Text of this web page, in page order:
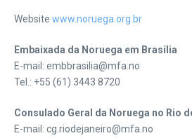
Website www.noruega.org.br
Embaixada da Noruega em Brasília
E-mail: embbrasilia@mfa.no
Tel.: +55 (61) 3443 8720
Consulado Geral da Noruega no Rio
E-mail: cg.riodejaneiro@mfa.no